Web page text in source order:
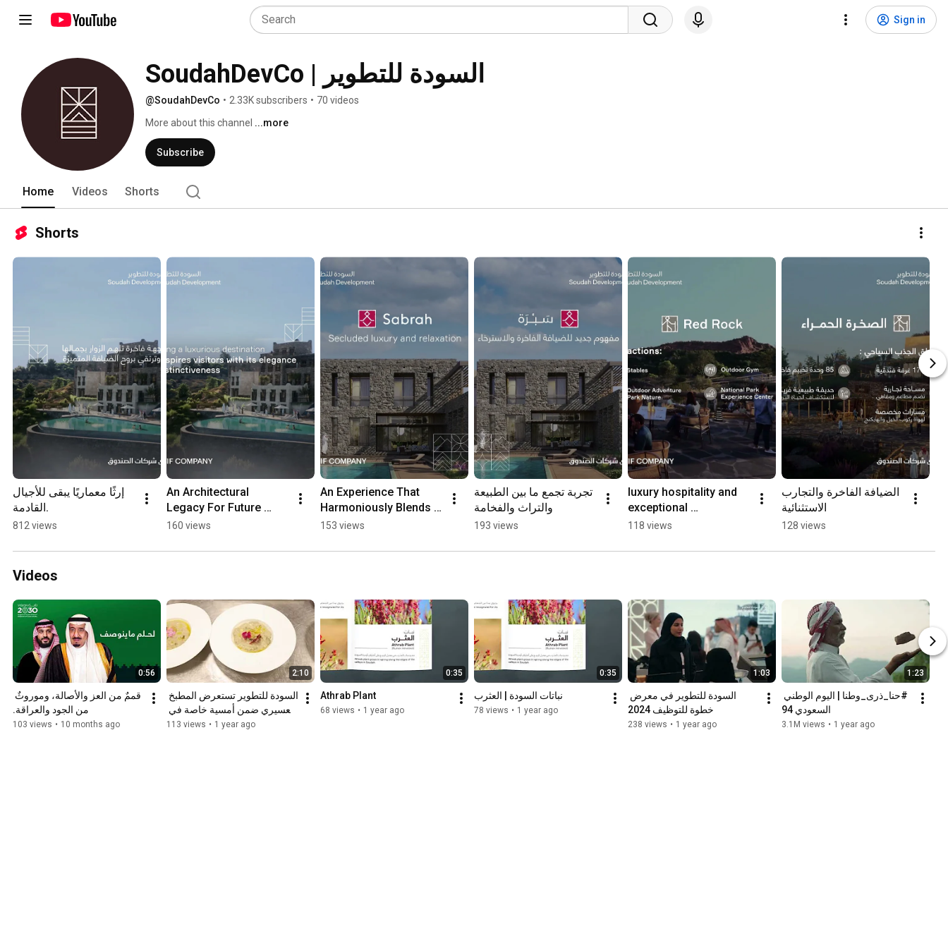
Sign in
SoudahDevCo | السودة للتطوير
@SoudahDevCo • 2.33K subscribers • 70 videos
More about this channel ...more
Subscribe
Home Videos Shorts
Shorts
إرثًا معماريًا يبقى للأجيال
القادمة.
812 views
An Architectural
Legacy For Future
Generations.
160 views
An Experience That
Harmoniously Blends
Nature
153 views
تجربة تجمع ما بين الطبيعة
والتراث والفخامة
193 views
luxury hospitality and
exceptional
experiences
118 views
الضيافة الفاخرة والتجارب
الاستثنائية
128 views
Videos
0:56
من الجود والعراقة.
103 views • 10 months ago
2:10
معرض سوق السفر العربي 113 views • 1 year ago
0:35
Athrab Plant
68 views • 1 year ago
0:35
⁠نباتات السودة | العثرب
78 views • 1 year ago
1:03
خطوة للتوظيف 2024
238 views • 1 year ago
1:23
السعودي 94
3.1M views • 1 year ago